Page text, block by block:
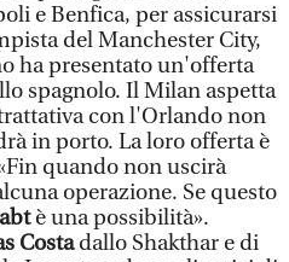
e Benfica, per assicurarsi
del Manchester City,
ha presentato un'offerta
spagnolo. Il Milan aspetta
con l'Orlando non
in porto. La loro offerta è
quando non uscirà
operazione. Se questo
è una possibilità».
Costadallo Shakthar e di